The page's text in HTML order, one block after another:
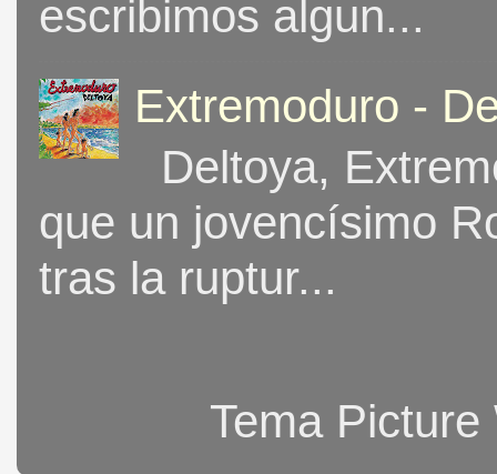
escribimos algun...
Extremoduro -
Deltoya,
que un jovencísimo
tras la ruptur...
Tema